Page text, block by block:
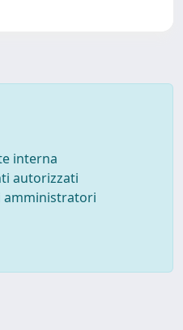
interna
autorizzati
amministratori